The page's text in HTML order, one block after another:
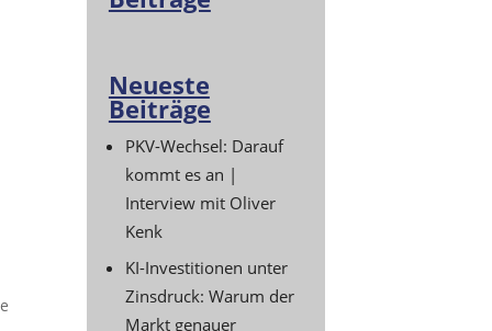
Neueste
Beiträge
PKV-Wechsel: Darauf
kommt es an |
Interview mit Oliver
Kenk
KI-Investitionen unter
Zinsdruck: Warum der
Markt genauer